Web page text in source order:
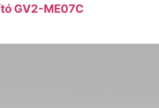
GV2-ME07C